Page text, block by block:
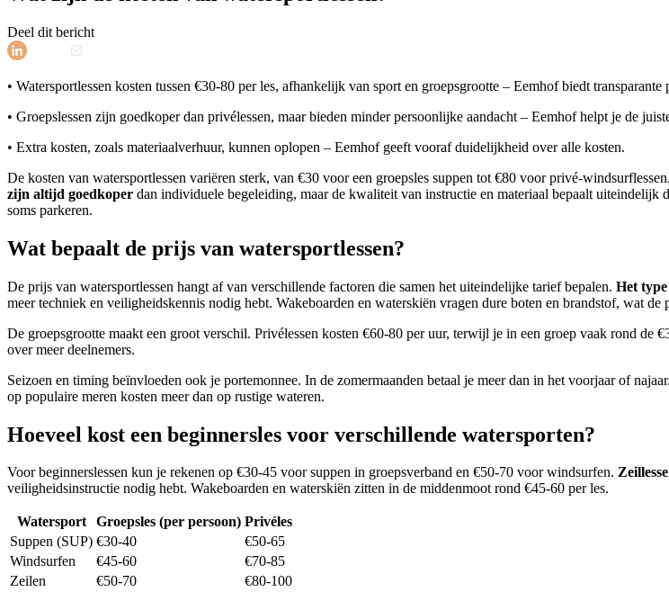
Deel dit bericht
• Watersportlessen kosten tussen €30-80 per les, afhankelijk van sport en groepsgrootte – Eemhof biedt
• Groepslessen zijn goedkoper dan privélessen, maar bieden minder persoonlijke aandacht – Eemhof helpt je de
• Extra kosten, zoals materiaalverhuur, kunnen oplopen – Eemhof geeft vooraf duidelijkheid over alle kosten.
De kosten van watersportlessen variëren sterk, van €30 voor een groepsles suppen tot €80 voor privé-
zijn altijd goedkoper dan individuele begeleiding, maar de kwaliteit van instructie en materiaal bepaalt
soms parkeren.
Wat bepaalt de prijs van watersportlessen?
De prijs van watersportlessen hangt af van verschillende factoren die samen het uiteindelijke tarief bepalen. Het
meer techniek en veiligheidskennis nodig hebt. Wakeboarden en waterskiën vragen dure boten en brandstof, wat de
De groepsgrootte maakt een groot verschil. Privélessen kosten €60-80 per uur, terwijl je in een groep vaak rond de
over meer deelnemers.
Seizoen en timing beïnvloeden ook je portemonnee. In de zomermaanden betaal je meer dan in het voorjaar of
op populaire meren kosten meer dan op rustige wateren.
Hoeveel kost een beginnersles voor verschillende watersporten?
Voor beginnerslessen kun je rekenen op €30-45 voor suppen in groepsverband en €50-70 voor windsurfen.
veiligheidsinstructie nodig hebt. Wakeboarden en waterskiën zitten in de middenmoot rond €45-60 per les.
Watersport Groepsles (per persoon) Privéles
Suppen (SUP) €30-40
€50-65
Windsurfen
€45-60
€70-85
Zeilen
€50-70
€80-100